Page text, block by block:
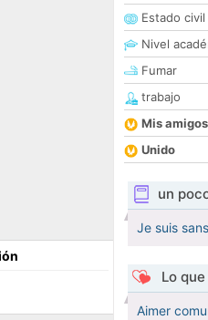
Estado civil
Nivel
Fumar
trabajo
Mis amigos
Unido
un
Je suis
Lo
Aimer